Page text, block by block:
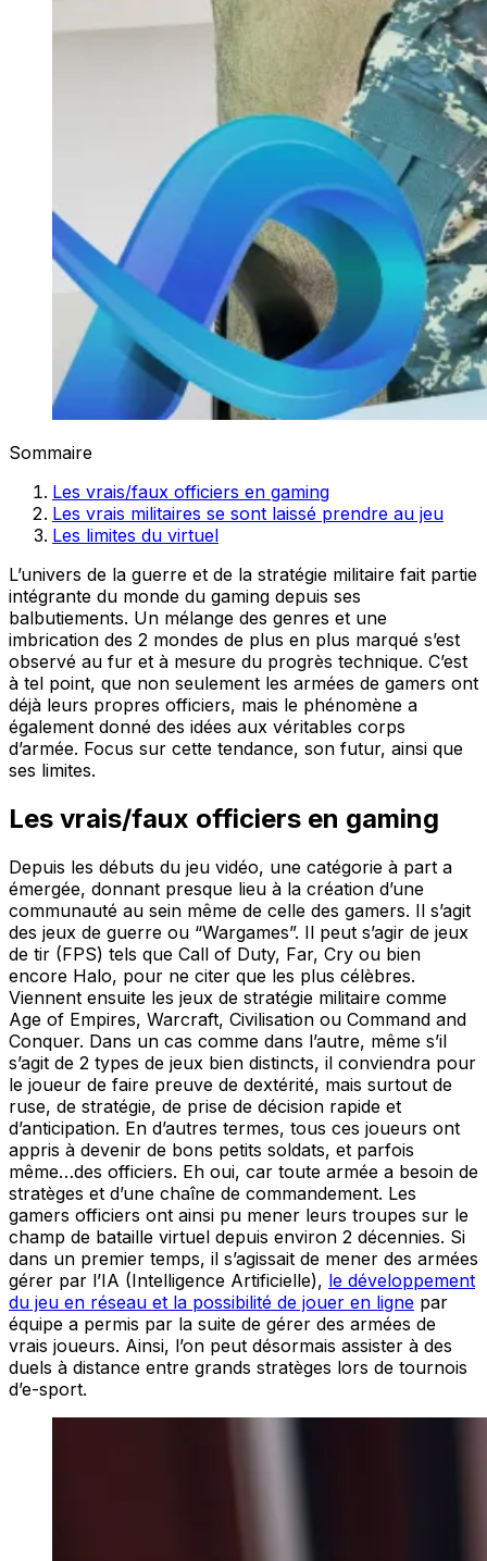
Sommaire
Les vrais/faux officiers en gaming
Les vrais militaires se sont laissé prendre au jeu
Les limites du virtuel
L’univers de la guerre et de la stratégie militaire fait partie
intégrante du monde du gaming depuis ses
balbutiements. Un mélange des genres et une
imbrication des 2 mondes de plus en plus marqué s’est
observé au fur et à mesure du progrès technique. C’est
à tel point, que non seulement les armées de gamers ont
déjà leurs propres officiers, mais le phénomène a
également donné des idées aux véritables corps
d’armée. Focus sur cette tendance, son futur, ainsi que
ses limites.
Les vrais/faux officiers en gaming
Depuis les débuts du jeu vidéo, une catégorie à part a
émergée, donnant presque lieu à la création d’une
communauté au sein même de celle des gamers. Il s’agit
des jeux de guerre ou “Wargames”. Il peut s’agir de jeux
de tir (FPS) tels que Call of Duty, Far, Cry ou bien
encore Halo, pour ne citer que les plus célèbres.
Viennent ensuite les jeux de stratégie militaire comme
Age of Empires, Warcraft, Civilisation ou Command and
Conquer. Dans un cas comme dans l’autre, même s’il
s’agit de 2 types de jeux bien distincts, il conviendra pour
le joueur de faire preuve de dextérité, mais surtout de
ruse, de stratégie, de prise de décision rapide et
d’anticipation. En d’autres termes, tous ces joueurs ont
appris à devenir de bons petits soldats, et parfois
même…des officiers. Eh oui, car toute armée a besoin de
stratèges et d’une chaîne de commandement. Les
gamers officiers ont ainsi pu mener leurs troupes sur le
champ de bataille virtuel depuis environ 2 décennies. Si
dans un premier temps, il s’agissait de mener des armées
gérer par l’IA (Intelligence Artificielle), le développement
du jeu en réseau et la possibilité de jouer en ligne par
équipe a permis par la suite de gérer des armées de
vrais joueurs. Ainsi, l’on peut désormais assister à des
duels à distance entre grands stratèges lors de tournois
d’e-sport.